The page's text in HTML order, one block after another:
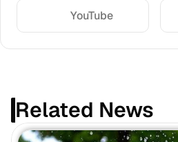
YouTube
Related News